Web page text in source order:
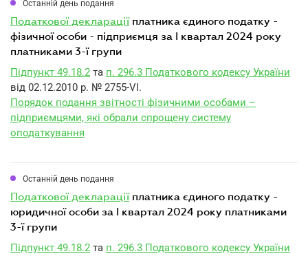
Останній день подання
податкової декларації платника єдиного податку -
фізичної особи - підприємця за I квартал 2024 року
платниками 3-ї групи
Підпункт 49.18.2 та п. 296.3 Податкового кодексу України
від 02.12.2010 р. № 2755-VI.
Порядок подання звітності фізичними особами –
підприємцями, які обрали спрощену систему
оподаткування
Останній день подання
податкової декларації платника єдиного податку -
юридичної особи за I квартал 2024 року платниками
3-ї групи
Підпункт 49.18.2 та п. 296.3 Податкового кодексу України